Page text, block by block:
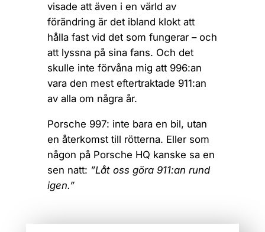
visade att även i en värld av
förändring är det ibland klokt att
hålla fast vid det som fungerar – och
att lyssna på sina fans. Och det
skulle inte förvåna mig att 996:an
vara den mest eftertraktade 911:an
av alla om några år.
Porsche 997: inte bara en bil, utan
en återkomst till rötterna. Eller som
någon på Porsche HQ kanske sa en
sen natt: ”Låt oss göra 911:an rund
igen.”